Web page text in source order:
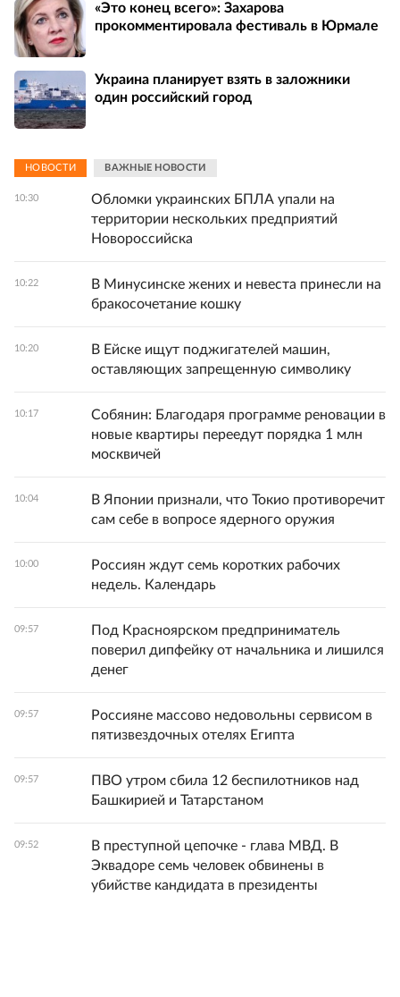
«Это конец всего»: Захарова
прокомментировала фестиваль в Юрмале
Украина планирует взять в заложники
один российский город
НОВОСТИ ВАЖНЫЕ НОВОСТИ
10:30
Обломки украинских БПЛА упали на
территории нескольких предприятий
Новороссийска
10:22
В Минусинске жених и невеста принесли на
бракосочетание кошку
10:20
В Ейске ищут поджигателей машин,
оставляющих запрещенную символику
10:17
Собянин: Благодаря программе реновации в
новые квартиры переедут порядка 1 млн
москвичей
10:04
В Японии признали, что Токио противоречит
сам себе в вопросе ядерного оружия
10:00
Россиян ждут семь коротких рабочих
недель. Календарь
09:57
Под Красноярском предприниматель
поверил дипфейку от начальника и лишился
денег
09:57
Россияне массово недовольны сервисом в
пятизвездочных отелях Египта
09:57
ПВО утром сбила 12 беспилотников над
Башкирией и Татарстаном
09:52
В преступной цепочке - глава МВД. В
Эквадоре семь человек обвинены в
убийстве кандидата в президенты